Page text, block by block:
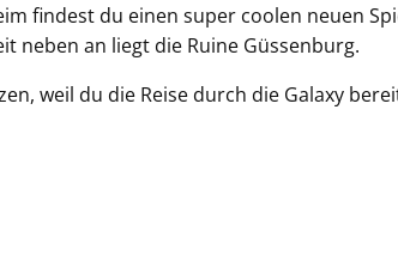
findest du einen super coolen neuen
neben an liegt die Ruine Güssenburg.
weil du die Reise durch die Galaxy